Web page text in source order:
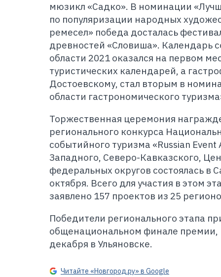
мюзикл «Садко». В номинации
по популяризации народных
ремесел» победа досталась
древностей «Словиша». Календарь
области 2021 оказался на первом
туристических календарей, а
Достоевскому, стал вторым в
области гастрономического
Торжественная церемония
регионального конкурса
событийного туризма «Russian
Западного, Северо-Кавказского,
федеральных округов состоялась в
октября. Всего для участия в этом
заявлено 157 проектов из 25
Победители регионального этапа
общенациональном финале премии,
декабря в Ульяновске.
Читайте «Новгород.ру» в Google